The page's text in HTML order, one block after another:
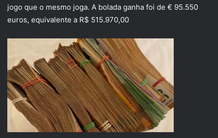
jogo que o mesmo joga. A bolada ganha foi de € 95.550
euros, equivalente a R$ 515.970,00